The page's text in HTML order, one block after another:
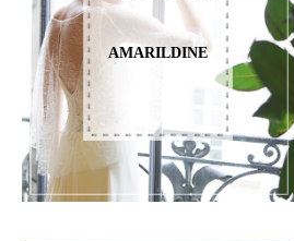
AMARILDINE